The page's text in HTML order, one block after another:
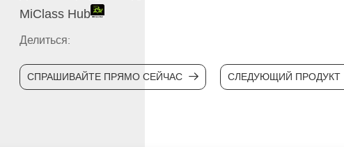
MiClass Hub
Делиться:
СПРАШИВАЙТЕ ПРЯМО СЕЙЧАС СЛЕДУЮЩИЙ ПРОДУКТ